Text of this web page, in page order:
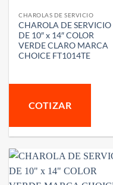
CHAROLAS DE SERVICIO
CHAROLA DE SERVICIO
DE 10″ x 14″ COLOR
VERDE CLARO MARCA
CHOICE FT1014TE
COTIZAR